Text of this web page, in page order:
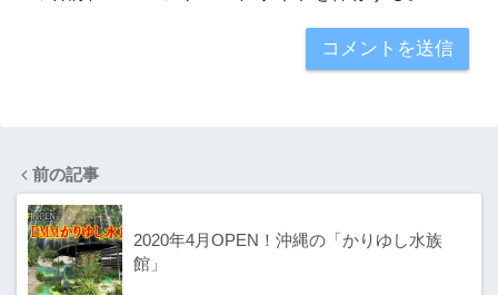
前の記事
2020年4月OPEN！沖縄の「かりゆし水族
館」